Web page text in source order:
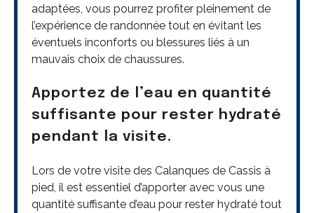
adaptées, vous pourrez profiter pleinement de
l’expérience de randonnée tout en évitant les
éventuels inconforts ou blessures liés à un
mauvais choix de chaussures.
Apportez de l’eau en quantité
suffisante pour rester hydraté
pendant la visite.
Lors de votre visite des Calanques de Cassis à
pied, il est essentiel d’apporter avec vous une
quantité suffisante d’eau pour rester hydraté tout